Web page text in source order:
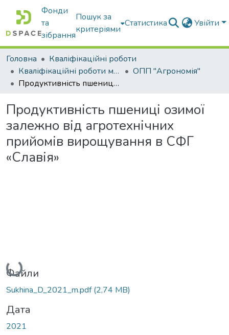
Фонди
та
зібрання
Пошук за
критеріями
Статистика Увійти
Головна
Кваліфікаційні роботи
Кваліфікаційні роботи магістрів
ОПП "Агрономія"
Продуктивність пшениці озимої залежно від агротехнічних прийомів вирощування в СФГ «Славія»
Продуктивність пшениці озимої
залежно від агротехнічних
прийомів вирощування в СФГ
«Славія»
Вантажиться...
Файли
Sukhina_D_2021_m.pdf(2,74 MB)
Дата
2021